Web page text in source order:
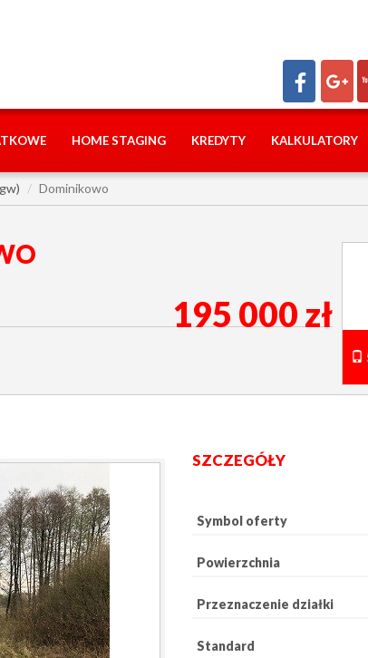
HOME STAGING KREDYTY KALKULATORY
Dominikowo
195 000 zł
SZCZEGÓŁY
Symbol oferty
Powierzchnia
Przeznaczenie działki
Standard